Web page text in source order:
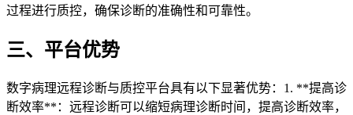
过程进行质控，确保诊断的准确性和可靠性。
三、平台优势
数字病理远程诊断与质控平台具有以下显著优势：1. **提高诊
断效率**：远程诊断可以缩短病理诊断时间，提高诊断效率，